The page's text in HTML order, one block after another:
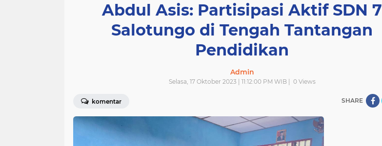
Abdul Asis: Partisipasi Aktif SDN 7
Salotungo di Tengah Tantangan
Pendidikan
Admin
Selasa, 17 Oktober 2023 | 11:12:00 PM WIB | 0Views
komentar SHARE